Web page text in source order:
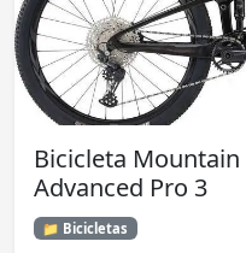
Bicicleta
Advanced Pro 3
📁 Bicicletas